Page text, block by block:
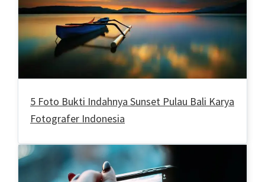
5 Foto Bukti Indahnya Sunset Pulau Bali Karya
Fotografer Indonesia